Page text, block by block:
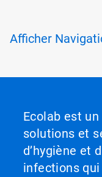
Afficher
Ecolab est
solutions et
d’hygiène et
infections